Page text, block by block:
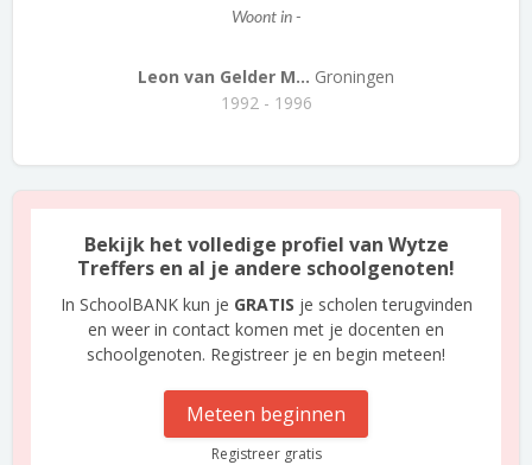
Woont in -
Leon van Gelder M... Groningen
1992 - 1996
Bekijk het volledige profiel van Wytze
Treffers en al je andere schoolgenoten!
In SchoolBANK kun je GRATIS je scholen terugvinden
en weer in contact komen met je docenten en
schoolgenoten. Registreer je en begin meteen!
Meteen beginnen
Registreer gratis